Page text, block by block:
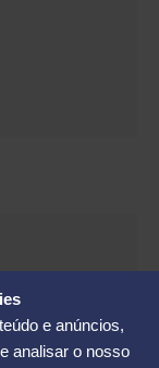
e anúncios,
analisar o nosso